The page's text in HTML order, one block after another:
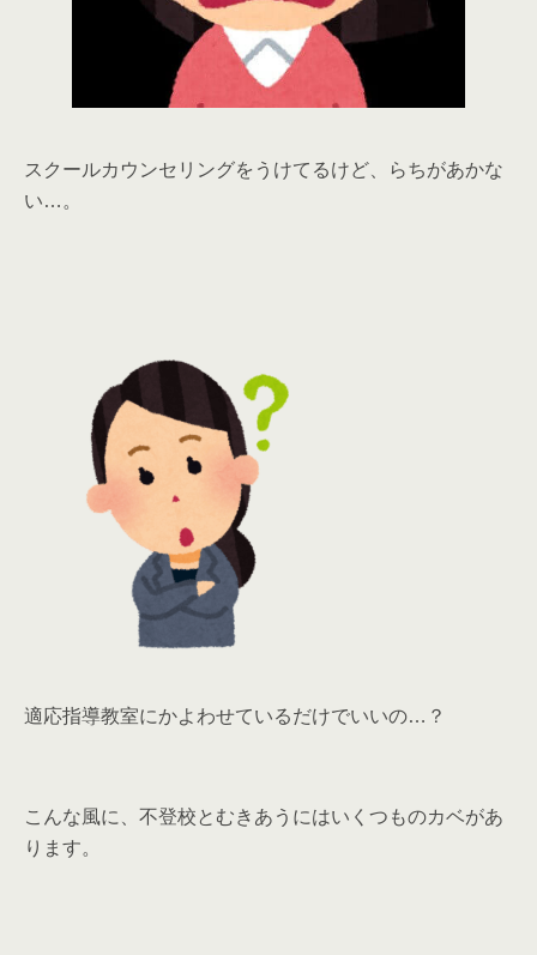
スクールカウンセリングをうけてるけど、らちがあかな
い…。
適応指導教室にかよわせているだけでいいの…？
こんな風に、不登校とむきあうにはいくつものカベがあ
ります。